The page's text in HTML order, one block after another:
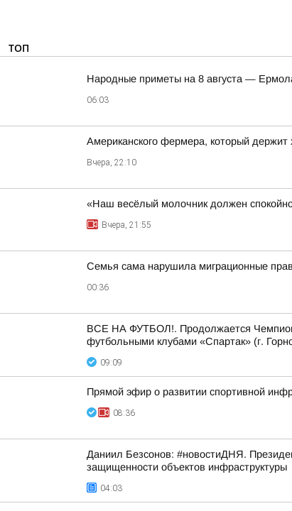
ТОП
Hapoдныe пpимeты нa 8 aвгуcтa —
06:03
Американского фермера, который
Вчера, 22:10
«Наш весёлый молочник должен
Вчера, 21:55
Семья сама нарушила миграционные
00:36
ВСЕ НА ФУТБОЛ!. Продолжается
футбольными клубами «Спартак» (г.
09:09
Прямой эфир о развитии спортивной
08:36
Даниил Безсонов: #новостиДНЯ.
защищенности объектов инфраструктуры
04:03